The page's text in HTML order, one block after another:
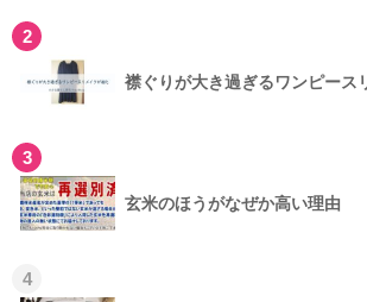
2
襟ぐりが大き過ぎるワンピース
3
玄米のほうがなぜか高い理由
4